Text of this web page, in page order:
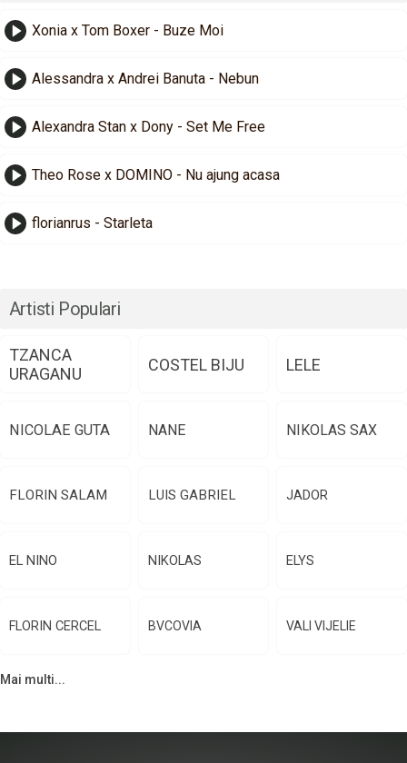
Xonia x Tom Boxer - Buze Moi
Alessandra x Andrei Banuta - Nebun
Alexandra Stan x Dony - Set Me Free
Theo Rose x DOMINO - Nu ajung acasa
florianrus - Starleta
Artisti Populari
TZANCA
URAGANU
COSTEL BIJU LELE
NICOLAE GUTA NANE NIKOLAS SAX
FLORIN SALAM LUIS GABRIEL JADOR
EL NINO NIKOLAS ELYS
FLORIN CERCEL BVCOVIA VALI VIJELIE
Mai multi...